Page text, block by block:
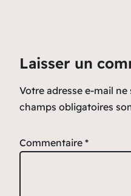
Laisser un
Votre adresse e-mail ne
champs obligatoires
Commentaire *